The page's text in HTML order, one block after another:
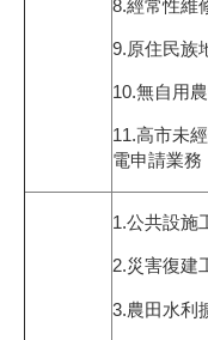
8.經常性維
9.原住民族
10.無自用
11.高市未
電申請業務
1.公共設施
2.災害復建
3.農田水利